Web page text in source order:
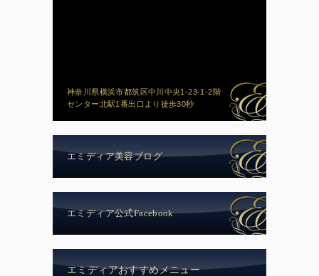
神奈川県横浜市都筑区中川中央1-23-1-2階
センター北駅1番出口より徒歩30秒
エミディア美容ブログ
エミディア公式Facebook
エミディアおすすめメニュー